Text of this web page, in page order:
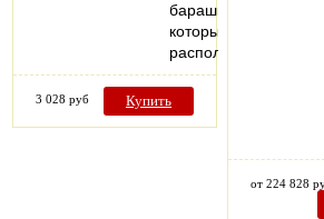
барашка,
который
расположен…
3 028 руб Купить
от 224 828